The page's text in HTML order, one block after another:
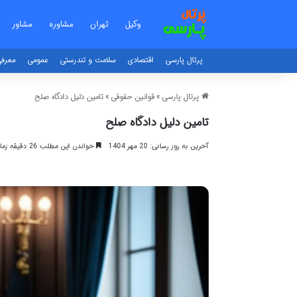
وکیل تهران مشاوره مشاور
پرتال پارسی اقتصادی سلامت و تندرستی عمومی
پرتال پارسی » قوانین حقوقی » تامین دلیل دادگاه صلح
تامین دلیل دادگاه صلح
آخرین به روز رسانی: 20 مهر 1404 خواندن این مطلب 26 دقیقه زمان میبرد